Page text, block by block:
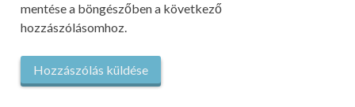
mentése a böngészőben a következő
hozzászólásomhoz.